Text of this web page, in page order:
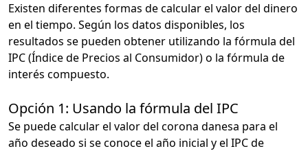
Existen diferentes formas de calcular el valor del dinero
en el tiempo. Según los datos disponibles, los
resultados se pueden obtener utilizando la fórmula del
IPC (Índice de Precios al Consumidor) o la fórmula de
interés compuesto.
Opción 1: Usando la fórmula del IPC
Se puede calcular el valor del corona danesa para el
año deseado si se conoce el año inicial y el IPC de